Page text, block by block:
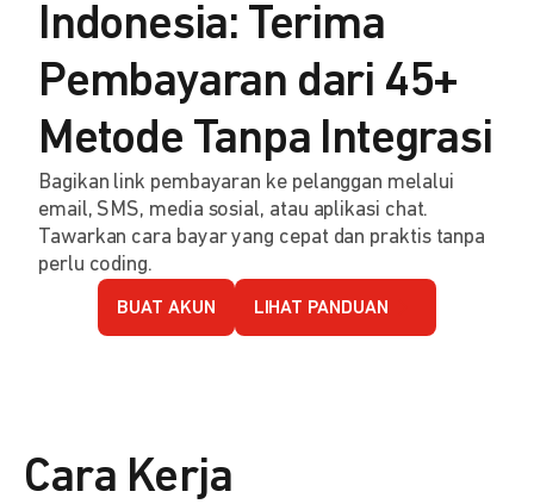
Indonesia: Terima
Pembayaran dari 45+
Metode Tanpa Integrasi
Bagikan link pembayaran ke pelanggan melalui
email, SMS, media sosial, atau aplikasi chat.
Tawarkan cara bayar yang cepat dan praktis tanpa
perlu coding.
BUAT AKUN LIHAT PANDUAN
Cara Kerja